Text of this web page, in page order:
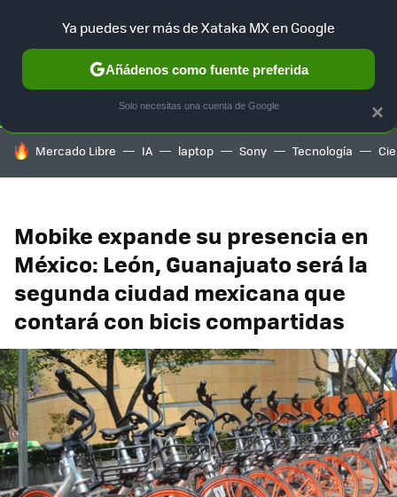
SELECCIÓN GAMING HOME AUTO TERRITORIO
HOY SE HABLA DE
Mercado Libre IA laptop Sony Tecnología
Mobike expande su presencia en
México: León, Guanajuato será la
segunda ciudad mexicana que
contará con bicis compartidas
×
Ya puedes ver más de Xataka MX en Google
Añádenos como fuente preferida
Solo necesitas una cuenta de Google